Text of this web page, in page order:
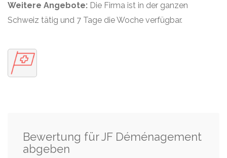
Weitere Angebote: Die Firma ist in der ganzen
Schweiz tätig und 7 Tage die Woche verfügbar.
Bewertung für JF Déménagement
abgeben